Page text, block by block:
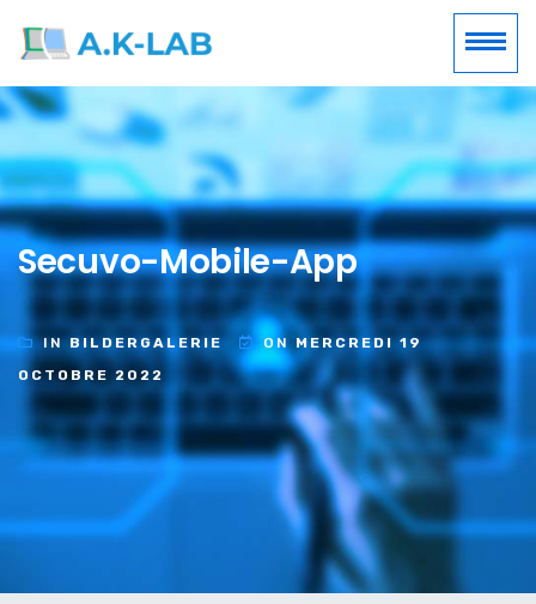
Secuvo-Mobile-App
INBILDERGALERIE ON MERCREDI 19
OCTOBRE 2022